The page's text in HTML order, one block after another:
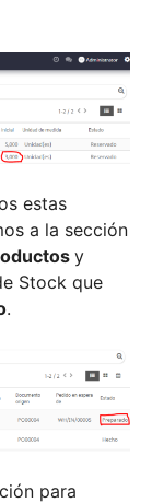
estas
a la sección
y
Stock que
.
para